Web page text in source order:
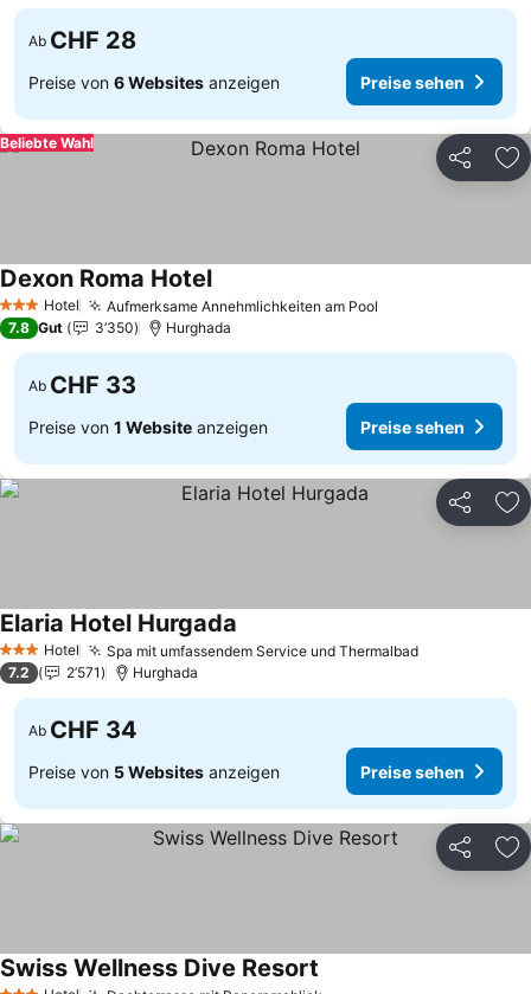
Ab CHF 28
Preise von 6 Websites anzeigen Preise sehen
Teilen
Beliebte Wahl
3 SterneHotel Aufmerksame Annehmlichkeiten am Pool
Dexon Roma Hotel
7.8 Gut 3’350 Hurghada
Ab CHF 33
Preise von 1 Website anzeigen Preise sehen
Teilen
3 SterneHotel Spa mit umfassendem Service und Thermalbad
Elaria Hotel Hurgada
7.2 2’571 Hurghada
Ab CHF 34
Preise von 5 Websites anzeigen Preise sehen
Teilen
Swiss Wellness Dive Resort